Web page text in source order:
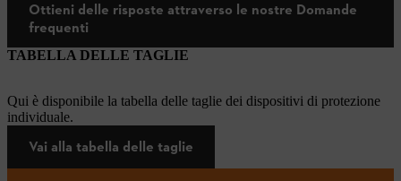
Ottieni delle risposte attraverso le nostre Domande
frequenti
TABELLA DELLE TAGLIE
Qui è disponibile la tabella delle taglie dei dispositivi di protezione
individuale.
Vai alla tabella delle taglie